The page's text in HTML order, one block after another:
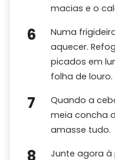
macias e o
Numa
aquecer.
picados em
folha de louro.
Quando a
meia concha
amasse tudo.
Junte agora à